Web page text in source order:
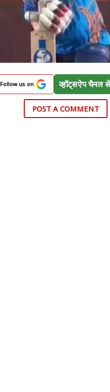
Follow us on व्हॉट्सऐप चैनल
POST A COMMENT